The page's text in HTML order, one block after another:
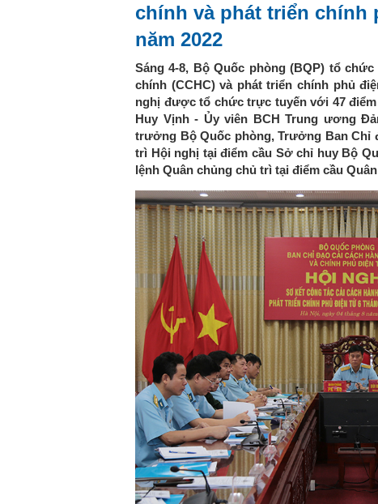
chính và phát triển chính
năm 2022
Sáng 4-8, Bộ Quốc phòng (BQP) tổ
chính (CCHC) và phát triển chính phủ
nghị được tổ chức trực tuyến với 47
Huy Vịnh - Ủy viên BCH Trung ương
trưởng Bộ Quốc phòng, Trưởng Ban Chỉ
trì Hội nghị tại điểm cầu Sở chỉ huy Bộ
lệnh Quân chủng chủ trì tại điểm cầu